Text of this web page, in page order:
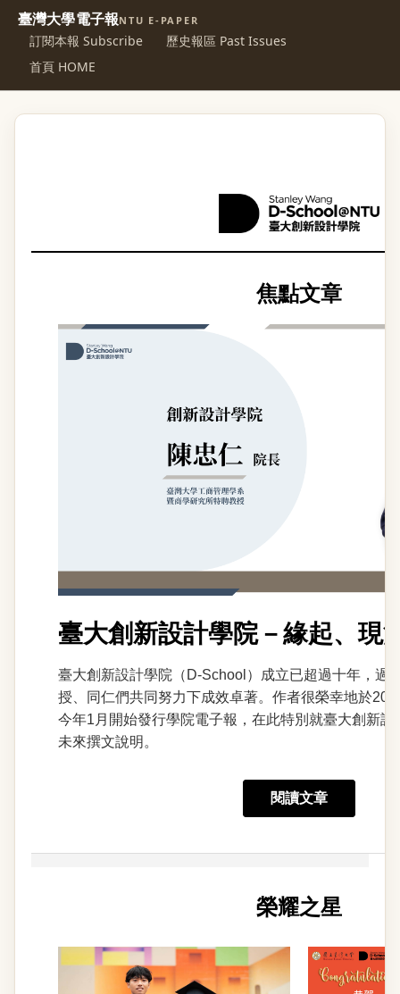
臺灣大學電子報NTU E-PAPER
訂閱本報 Subscribe
歷史報區 Past Issues
首頁 HOME
焦點文章
臺大創新設計學院－緣起、現
臺大創新設計學院（D-School）成立已超過十年，過
授、同仁們共同努力下成效卓著。作者很榮幸地於
今年1月開始發行學院電子報，在此特別就臺大創新
未來撰文說明。
閱讀文章
榮耀之星